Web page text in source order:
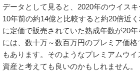
データとして見ると、2020年のウイス
10年前の約14億と比較すると約20倍近
に定価で販売されていた熟成年数が20
には、数十万～数百万円のプレミア価
もあります。そのようなプレミアムウイ
資産と考えても良いのかもしれません。